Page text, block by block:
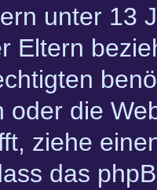
unter 13
Eltern
oder die
ziehe
das